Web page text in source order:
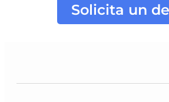
Solicita un